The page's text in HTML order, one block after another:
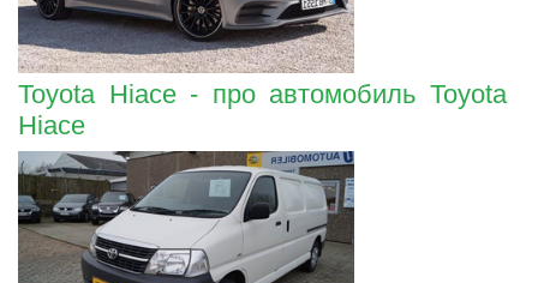
Toyota Hiace - про автомобиль Toyota
Hiace